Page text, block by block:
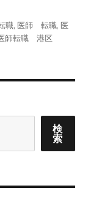
職, 医師 転職, 医
師転職 港区
検
索